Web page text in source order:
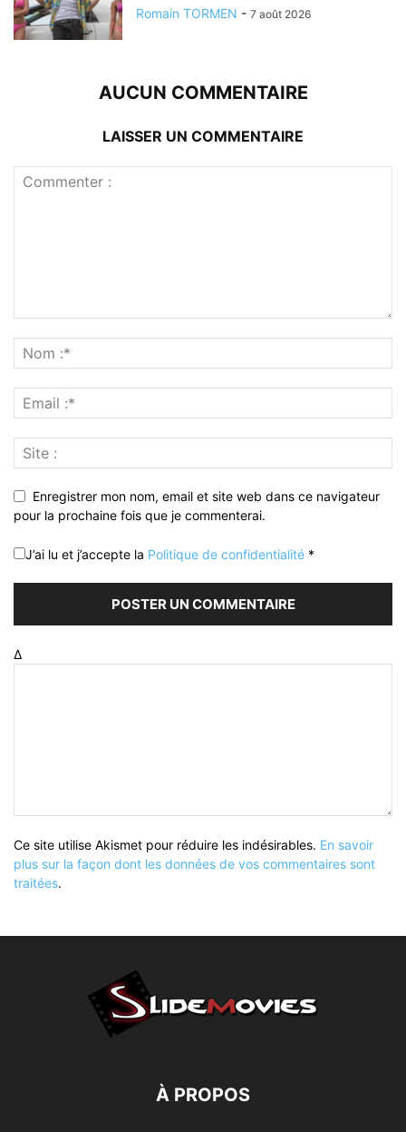
Romain TORMEN - 7 août 2026
AUCUN COMMENTAIRE
LAISSER UN COMMENTAIRE
Enregistrer mon nom, email et site web dans ce navigateur
pour la prochaine fois que je commenterai.
J’ai lu et j’accepte la Politique de confidentialité *
Δ
Ce site utilise Akismet pour réduire les indésirables. En savoir
plus sur la façon dont les données de vos commentaires sont
traitées.
À PROPOS